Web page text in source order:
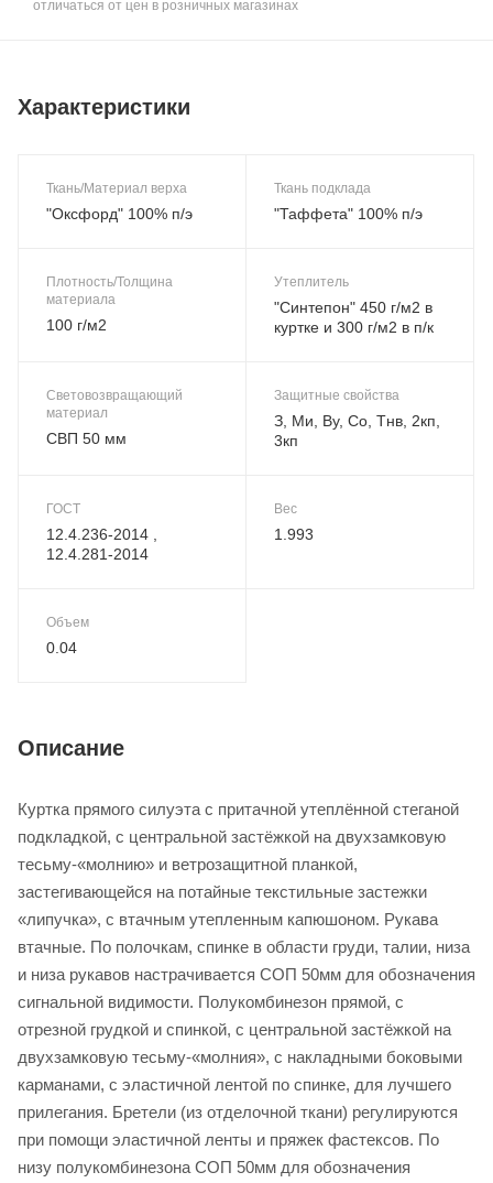
отличаться от цен в розничных магазинах
Характеристики
Ткань/Материал верха
"Оксфорд" 100% п/э
Ткань подклада
"Таффета" 100% п/э
Плотность/Толщина
материала
100 г/м2
Утеплитель
"Синтепон" 450 г/м2 в
куртке и 300 г/м2 в п/к
Световозвращающий
материал
СВП 50 мм
Защитные свойства
З, Ми, Ву, Со, Тнв, 2кп,
3кп
ГОСТ
12.4.236-2014 ,
12.4.281-2014
Вес
1.993
Объем
0.04
Описание
Куртка прямого силуэта с притачной утеплённой стеганой
подкладкой, с центральной застёжкой на двухзамковую
тесьму-«молнию» и ветрозащитной планкой,
застегивающейся на потайные текстильные застежки
«липучка», с втачным утепленным капюшоном. Рукава
втачные. По полочкам, спинке в области груди, талии, низа
и низа рукавов настрачивается СОП 50мм для обозначения
сигнальной видимости. Полукомбинезон прямой, с
отрезной грудкой и спинкой, с центральной застёжкой на
двухзамковую тесьму-«молния», с накладными боковыми
карманами, с эластичной лентой по спинке, для лучшего
прилегания. Бретели (из отделочной ткани) регулируются
при помощи эластичной ленты и пряжек фастексов. По
низу полукомбинезона СОП 50мм для обозначения